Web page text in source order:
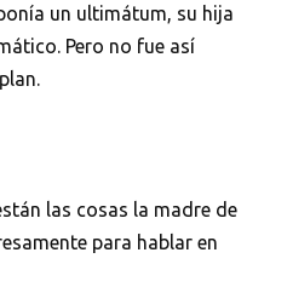
un ultimátum, su hija
Pero no fue así
las cosas la madre de
para hablar en